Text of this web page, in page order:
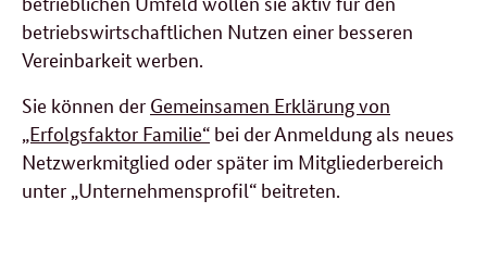
betriebswirtschaftlichen Nutzen einer besseren
Vereinbarkeit werben.
Sie können der Gemeinsamen Erklärung von
„Erfolgsfaktor Familie“ bei der Anmeldung als neues
Netzwerkmitglied oder später im Mitgliederbereich
unter „Unternehmensprofil“ beitreten.